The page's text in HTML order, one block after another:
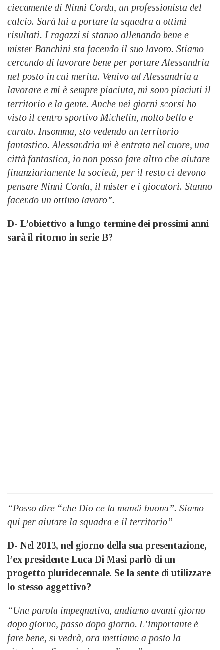
ciecamente di Ninni Corda, un professionista del
calcio. Sarà lui a portare la squadra a ottimi
risultati. I ragazzi si stanno allenando bene e
mister Banchini sta facendo il suo lavoro. Stiamo
cercando di lavorare bene per portare Alessandria
nel posto in cui merita. Venivo ad Alessandria a
lavorare e mi è sempre piaciuta, mi sono piaciuti il
territorio e la gente. Anche nei giorni scorsi ho
visto il centro sportivo Michelin, molto bello e
curato. Insomma, sto vedendo un territorio
fantastico. Alessandria mi è entrata nel cuore, una
città fantastica, io non posso fare altro che aiutare
finanziariamente la società, per il resto ci devono
pensare Ninni Corda, il mister e i giocatori. Stanno
facendo un ottimo lavoro”.
D- L’obiettivo a lungo termine dei prossimi anni
sarà il ritorno in serie B?
“Posso dire “che Dio ce la mandi buona”. Siamo
qui per aiutare la squadra e il territorio”
D- Nel 2013, nel giorno della sua presentazione,
l’ex presidente Luca Di Masi parlò di un
progetto pluridecennale. Se la sente di utilizzare
lo stesso aggettivo?
“Una parola impegnativa, andiamo avanti giorno
dopo giorno, passo dopo giorno. L’importante è
fare bene, si vedrà, ora mettiamo a posto la